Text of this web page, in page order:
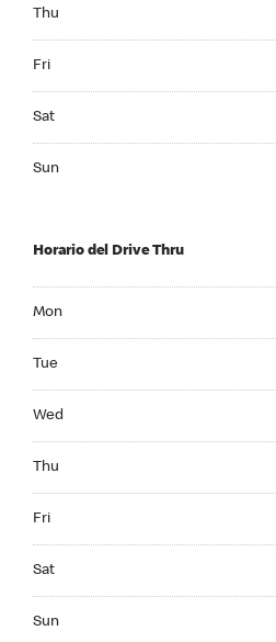
Thu
Fri
Sat
Sun
Horario del Drive Thru
Mon
Tue
Wed
Thu
Fri
Sat
Sun